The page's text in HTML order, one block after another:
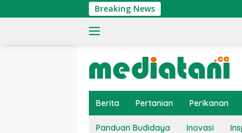
ke
Breaking News
Berita Pertanian Perikanan
Panduan Budidaya Inovasi